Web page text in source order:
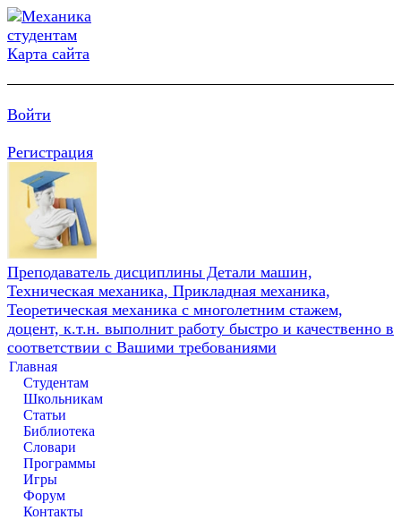
Карта сайта
Войти
Регистрация
Преподаватель дисциплины Детали машин,
Техническая механика, Прикладная механика,
Теоретическая механика с многолетним стажем,
доцент, к.т.н. выполнит работу быстро и качественно в
соответствии с Вашими требованиями
Главная
Студентам
Школьникам
Статьи
Библиотека
Словари
Программы
Игры
Форум
Контакты